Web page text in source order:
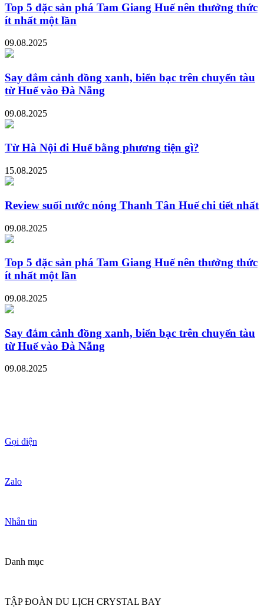
Top 5 đặc sản phá Tam Giang Huế nên thưởng thức
ít nhất một lần
09.08.2025
Say đắm cảnh đồng xanh, biển bạc trên chuyến tàu
từ Huế vào Đà Nẵng
09.08.2025
Từ Hà Nội đi Huế bằng phương tiện gì?
15.08.2025
Review suối nước nóng Thanh Tân Huế chi tiết nhất
09.08.2025
Top 5 đặc sản phá Tam Giang Huế nên thưởng thức
ít nhất một lần
09.08.2025
Say đắm cảnh đồng xanh, biển bạc trên chuyến tàu
từ Huế vào Đà Nẵng
09.08.2025
Gọi điện
Zalo
Nhắn tin
Danh mục
TẬP ĐOÀN DU LỊCH CRYSTAL BAY